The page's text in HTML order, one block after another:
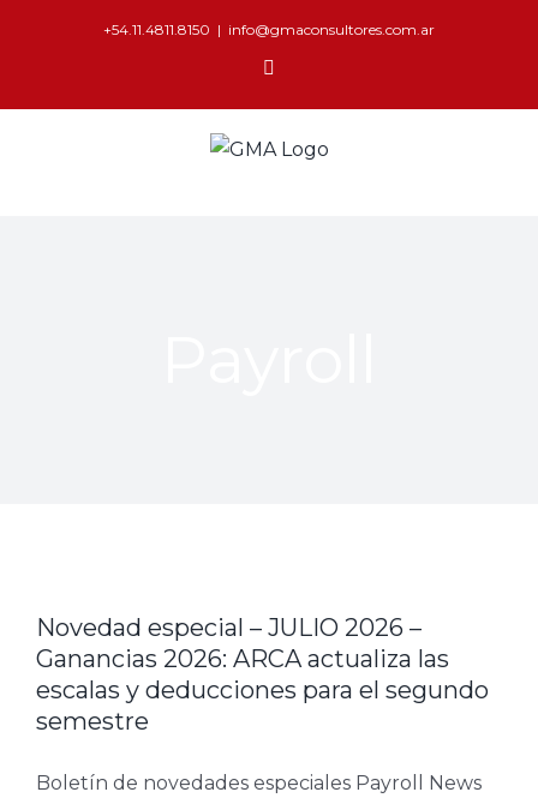
+54.11.4811.8150 | info@gmaconsultores.com.ar
Novedad especial – JULIO 2026 –
Ganancias 2026: ARCA actualiza las
escalas y deducciones para el segundo
semestre
Boletín de novedades especiales Payroll News